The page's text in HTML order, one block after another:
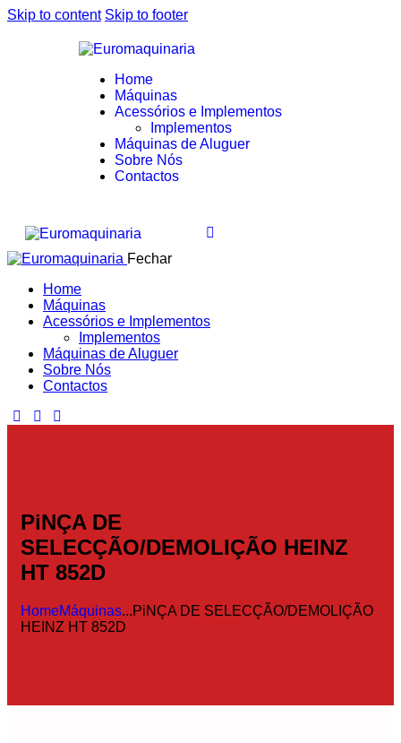
Skip to content Skip to footer
Home
Máquinas
Acessórios e Implementos
Implementos
Máquinas de Aluguer
Sobre Nós
Contactos
Fechar
Home
Máquinas
Acessórios e Implementos
Implementos
Máquinas de Aluguer
Sobre Nós
Contactos
PiNÇA DE
SELECÇÃO/DEMOLIÇÃO HEINZ
HT 852D
HomeMáquinas...PiNÇA DE SELECÇÃO/DEMOLIÇÃO
HEINZ HT 852D